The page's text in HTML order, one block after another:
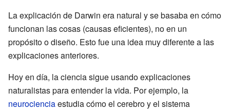
La explicación de Darwin era natural y se basaba en cómo
funcionan las cosas (causas eficientes), no en un
propósito o diseño. Esto fue una idea muy diferente a las
explicaciones anteriores.
Hoy en día, la ciencia sigue usando explicaciones
naturalistas para entender la vida. Por ejemplo, la
neurocienciaestudia cómo el cerebro y el sistema